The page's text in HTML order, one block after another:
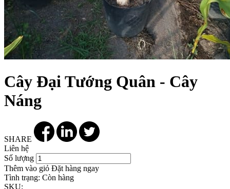
Cây Đại Tướng Quân - Cây
Náng
SHARE
Liên hệ
Số lượng
Thêm vào giỏ Đặt hàng ngay
Tình trạng: Còn hàng
SKU: